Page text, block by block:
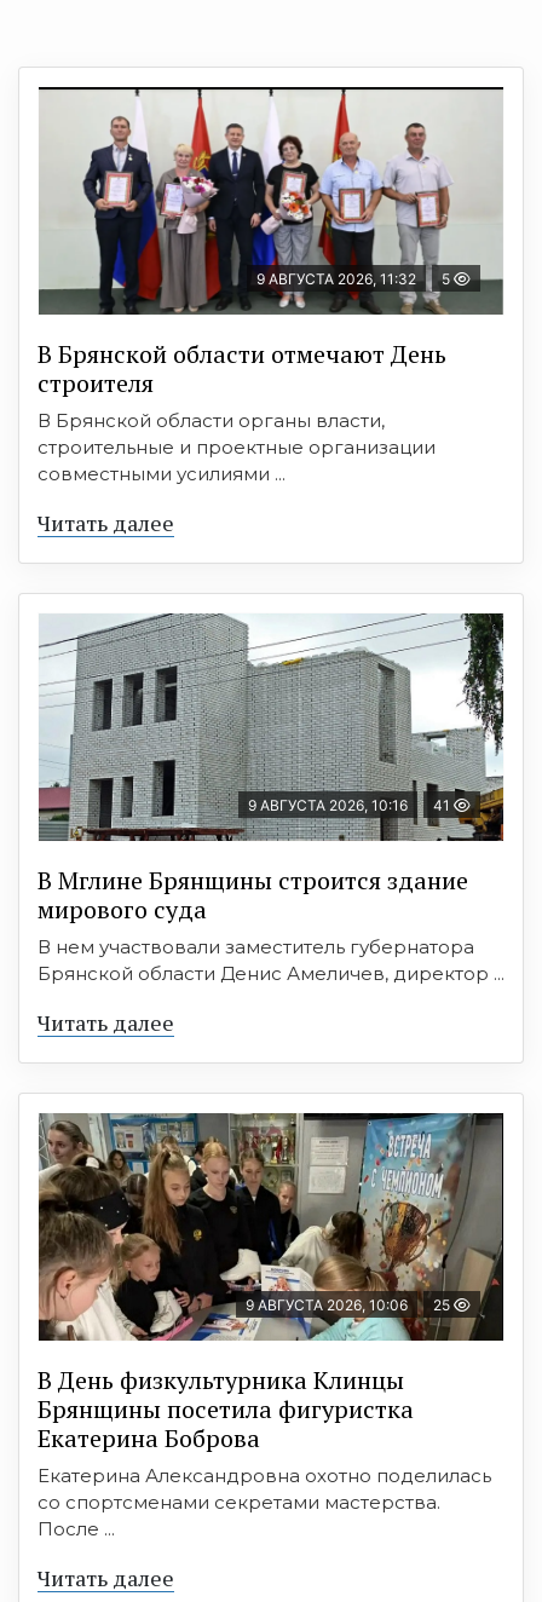
9 АВГУСТА 2026, 11:32 5
В Брянской области отмечают День
строителя
В Брянской области органы власти,
строительные и проектные организации
совместными усилиями ...
Читать далее
9 АВГУСТА 2026, 10:16 41
В Мглине Брянщины строится здание
мирового суда
В нем участвовали заместитель губернатора
Брянской области Денис Амеличев, директор ...
Читать далее
9 АВГУСТА 2026, 10:06 25
В День физкультурника Клинцы
Брянщины посетила фигуристка
Екатерина Боброва
Екатерина Александровна охотно поделилась
со спортсменами секретами мастерства.
После ...
Читать далее